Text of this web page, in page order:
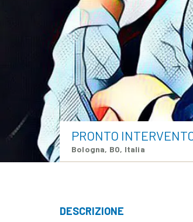
PRONTO
Bologna, BO, Italia
DESCRIZIONE